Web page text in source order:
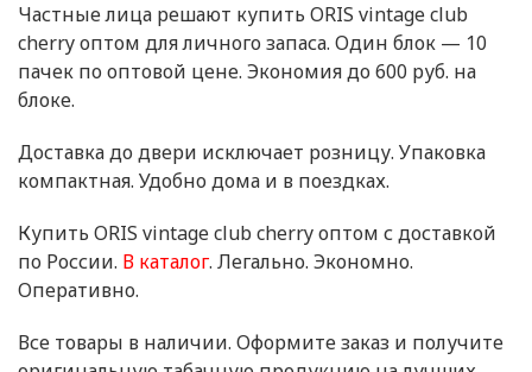
Частные лица решают купить ORIS vintage club
cherry оптом для личного запаса. Один блок — 10
пачек по оптовой цене. Экономия до 600 руб. на
блоке.
Доставка до двери исключает розницу. Упаковка
компактная. Удобно дома и в поездках.
Купить ORIS vintage club cherry оптом с доставкой
по России. В каталог. Легально. Экономно.
Оперативно.
Все товары в наличии. Оформите заказ и получите